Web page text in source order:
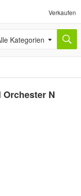
Verkaufen
Kategorien
N